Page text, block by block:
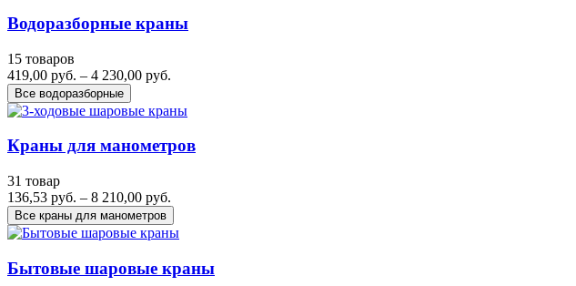
Водоразборные краны
15 товаров
419,00 руб. – 4 230,00 руб.
Все водоразборные
Краны для манометров
31 товар
136,53 руб. – 8 210,00 руб.
Все краны для манометров
Бытовые шаровые краны